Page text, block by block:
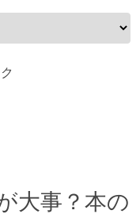
content
大事？本の